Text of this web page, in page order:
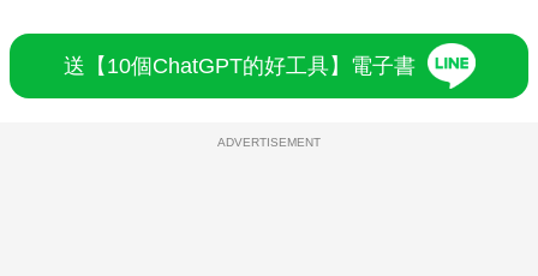
送【10個ChatGPT的好工具】電子書
ADVERTISEMENT